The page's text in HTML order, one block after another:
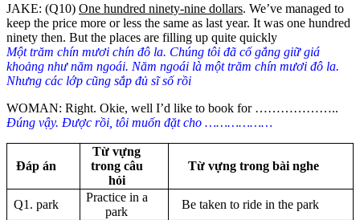
JAKE: (Q10) One hundred ninety-nine dollars. We’ve managed to
keep the price more or less the same as last year. It was one hundred
ninety then. But the places are filling up quite quickly
Một trăm chín mươi chín đô la. Chúng tôi đã cố gắng giữ giá
khoảng như năm ngoái. Năm ngoái là một trăm chín mươi đô la.
Nhưng các lớp cũng sắp đủ sĩ số rồi
WOMAN: Right. Okie, well I’d like to book for ………………..
Đúng vậy. Được rồi, tôi muốn đặt cho ………………
Đáp án
Từ vựng
trong câu
hỏi
Từ vựng trong bài nghe
Q1. park
Practice in a
park
Be taken to ride in the park